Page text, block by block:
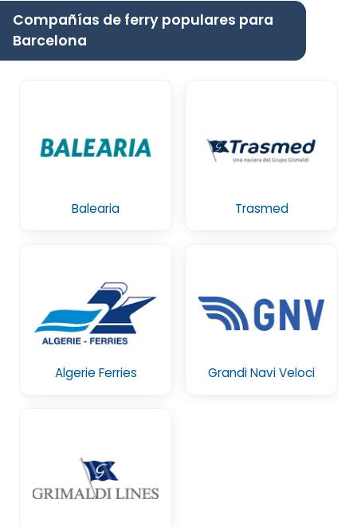
Compañías de ferry populares para
Barcelona
Balearia Trasmed
Algerie Ferries Grandi Navi Veloci